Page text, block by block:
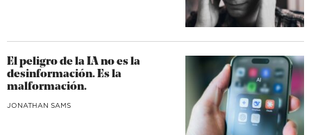
El peligro de la IA no es la
desinformación. Es la
malformación.
JONATHAN SAMS